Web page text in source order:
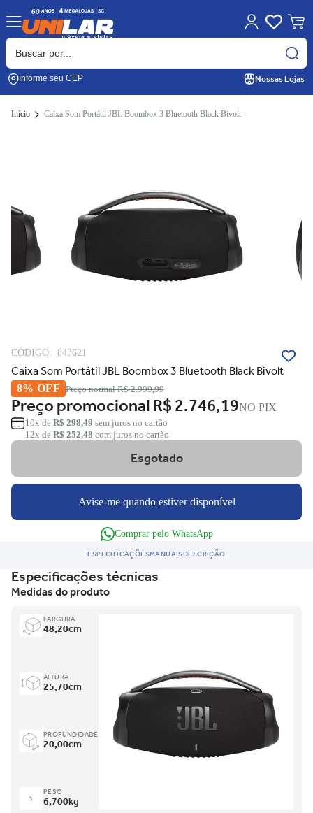
Informe seu CEP Nossas Lojas
Início Caixa Som Portátil JBL Boombox 3 Bluetooth Black Bivolt
CÓDIGO: 843621
Caixa Som Portátil JBL Boombox 3 Bluetooth Black Bivolt
8% OFF Preço normalR$ 2.999,99
Preço promocionalR$ 2.746,19NO PIX
10x de R$ 298,49 sem juros no cartão
12x de R$ 252,48 com juros no cartão
Esgotado
Avise-me quando estiver disponível
Comprar pelo WhatsApp
ESPECIFICAÇÕESMANUAISDESCRIÇÃO
Especificações técnicas
Medidas do produto
LARGURA
48,20cm
ALTURA
25,70cm
PROFUNDIDADE
20,00cm
PESO
6,700kg